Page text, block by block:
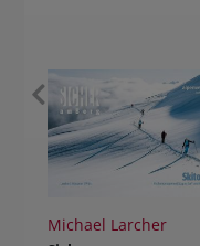
Larcher